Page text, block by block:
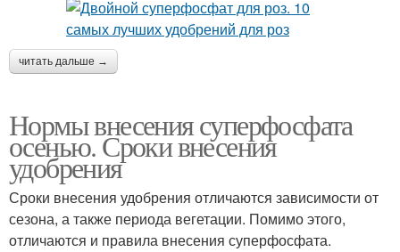
читать дальше →
Нормы внесения суперфосфата
осенью. Сроки внесения
удобрения
Сроки внесения удобрения отличаются зависимости от
сезона, а также периода вегетации. Помимо этого,
отличаются и правила внесения суперфосфата.